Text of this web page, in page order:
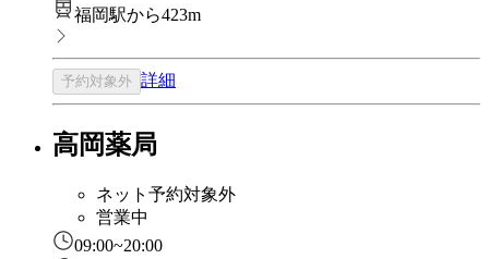
福岡駅から423m
予約対象外 詳細
高岡薬局
ネット予約対象外
営業中
09:00~20:00